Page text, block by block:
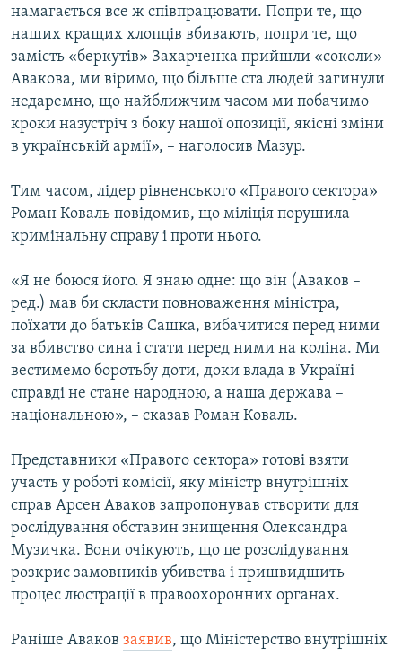
намагається все ж співпрацювати. Попри те, що
наших кращих хлопців вбивають, попри те, що
замість «беркутів» Захарченка прийшли «соколи»
Авакова, ми віримо, що більше ста людей загинули
недаремно, що найближчим часом ми побачимо
кроки назустріч з боку нашої опозиції, якісні зміни
в українській армії», – наголосив Мазур.
Тим часом, лідер рівненського «Правого сектора»
Роман Коваль повідомив, що міліція порушила
кримінальну справу і проти нього.
«Я не боюся його. Я знаю одне: що він (Аваков –
ред.) мав би скласти повноваження міністра,
поїхати до батьків Сашка, вибачитися перед ними
за вбивство сина і стати перед ними на коліна. Ми
вестимемо боротьбу доти, доки влада в Україні
справді не стане народною, а наша держава –
національною», – сказав Роман Коваль.
Представники «Правого сектора» готові взяти
участь у роботі комісії, яку міністр внутрішніх
справ Арсен Аваков запропонував створити для
рослідування обставин знищення Олександра
Музичка. Вони очікують, що це розслідування
розкриє замовників убивства і пришвидшить
процес люстрації в правоохоронних органах.
Раніше Аваков заявив, що Міністерство внутрішніх